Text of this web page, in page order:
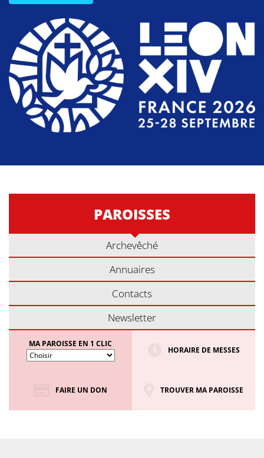
PAROISSES
Archevêché
Annuaires
Contacts
Newsletter
MA PAROISSE EN 1 CLIC
HORAIRE DE MESSES
FAIRE UN DON TROUVER MA PAROISSE